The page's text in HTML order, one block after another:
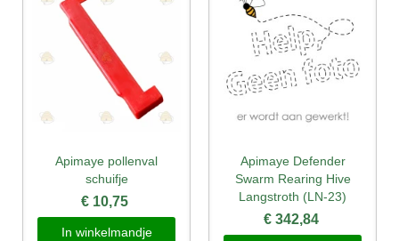
Apimaye pollenval
schuifje
€ 10,75
In winkelmandje
Apimaye Defender
Swarm Rearing Hive
Langstroth (LN-23)
€ 342,84